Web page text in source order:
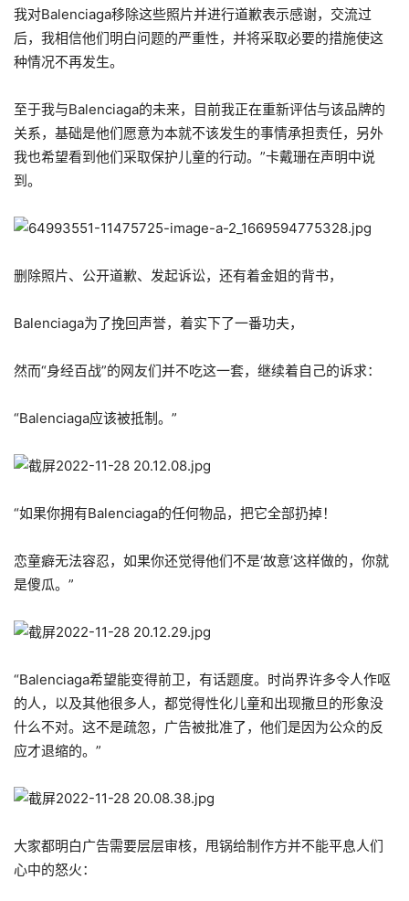
我对Balenciaga移除这些照片并进行道歉表示感谢，交流过
后，我相信他们明白问题的严重性，并将采取必要的措施使这
种情况不再发生。
至于我与Balenciaga的未来，目前我正在重新评估与该品牌的
关系，基础是他们愿意为本就不该发生的事情承担责任，另外
我也希望看到他们采取保护儿童的行动。”卡戴珊在声明中说
到。
删除照片、公开道歉、发起诉讼，还有着金姐的背书，
Balenciaga为了挽回声誉，着实下了一番功夫，
然而“身经百战”的网友们并不吃这一套，继续着自己的诉求：
“Balenciaga应该被抵制。”
“如果你拥有Balenciaga的任何物品，把它全部扔掉！
恋童癖无法容忍，如果你还觉得他们不是‘故意’这样做的，你就
是傻瓜。”
“Balenciaga希望能变得前卫，有话题度。时尚界许多令人作呕
的人，以及其他很多人，都觉得性化儿童和出现撒旦的形象没
什么不对。这不是疏忽，广告被批准了，他们是因为公众的反
应才退缩的。”
大家都明白广告需要层层审核，甩锅给制作方并不能平息人们
心中的怒火：